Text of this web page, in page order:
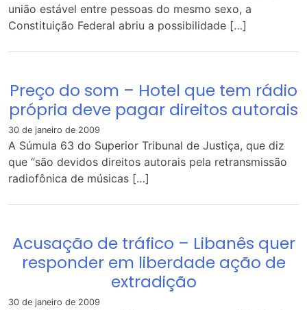
união estável entre pessoas do mesmo sexo, a
Constituição Federal abriu a possibilidade […]
Preço do som – Hotel que tem rádio
própria deve pagar direitos autorais
30 de janeiro de 2009
A Súmula 63 do Superior Tribunal de Justiça, que diz
que “são devidos direitos autorais pela retransmissão
radiofônica de músicas […]
Acusação de tráfico – Libanês quer
responder em liberdade ação de
extradição
30 de janeiro de 2009